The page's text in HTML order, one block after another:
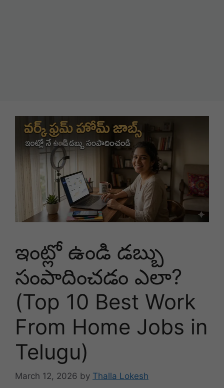
ఇంట్లో ఉండి డబ్బు
సంపాదించడం ఎలా?
(Top 10 Best Work
From Home Jobs in
Telugu)
March 12, 2026 by Thalla Lokesh